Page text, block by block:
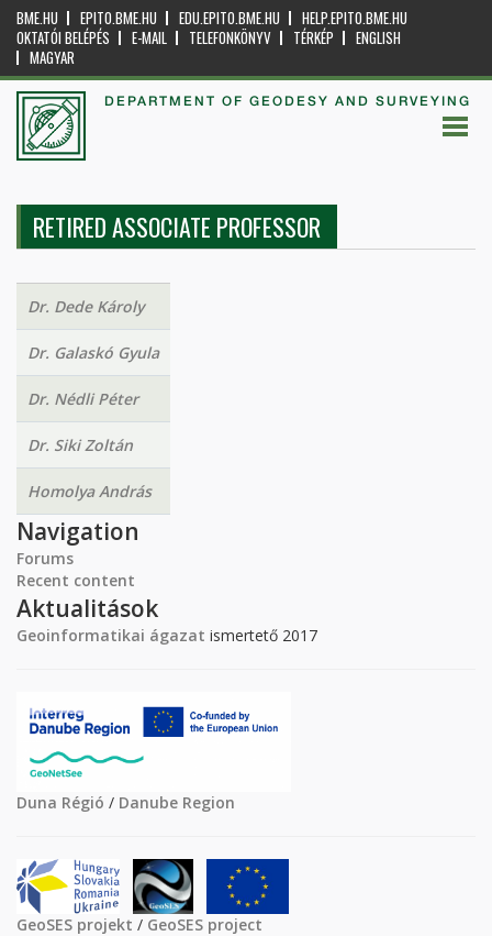
BME.HU EPITO.BME.HU EDU.EPITO.BME.HU
HELP.EPITO.BME.HU
OKTATÓI BELÉPÉS
E-MAIL TELEFONKÖNYV TÉRKÉP
ENGLISH
MAGYAR
DEPARTMENT OF GEODESY AND SURVEYING
RETIRED ASSOCIATE PROFESSOR
Dr. Dede Károly
Dr. Galaskó Gyula
Dr. Nédli Péter
Dr. Siki Zoltán
Homolya András
Navigation
Forums
Recent content
Aktualitások
Geoinformatikai ágazat ismertető 2017
Duna Régió / Danube Region
GeoSES projekt / GeoSES project